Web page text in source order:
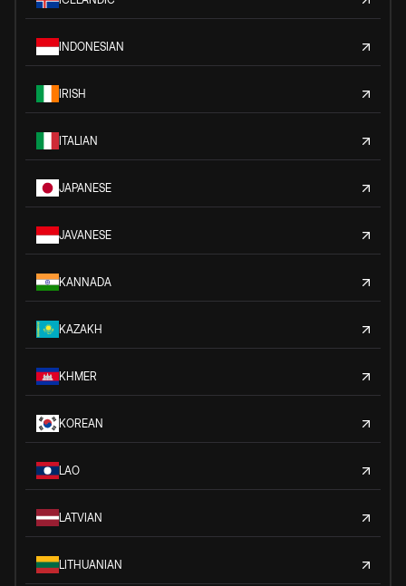
INDONESIAN
IRISH
ITALIAN
JAPANESE
JAVANESE
KANNADA
KAZAKH
KHMER
KOREAN
LAO
LATVIAN
LITHUANIAN